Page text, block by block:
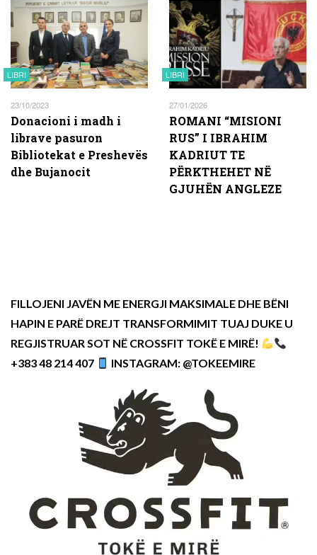
LIBRI
23/10/2023
Donacioni i madh i
librave pasuron
Bibliotekat e Preshevës
dhe Bujanocit
LIBRI
27/01/2026
ROMANI “MISIONI
RUS” I IBRAHIM
KADRIUT TE
PËRKTHEHET NË
GJUHËN ANGLEZE
FILLOJENI JAVËN ME ENERGJI MAKSIMALE DHE BËNI
HAPIN E PARË DREJT TRANSFORMIMIT TUAJ DUKE U
REGJISTRUAR SOT NË CROSSFIT TOKË E MIRË!
+383 48 214 407
INSTAGRAM: @TOKEEMIRE